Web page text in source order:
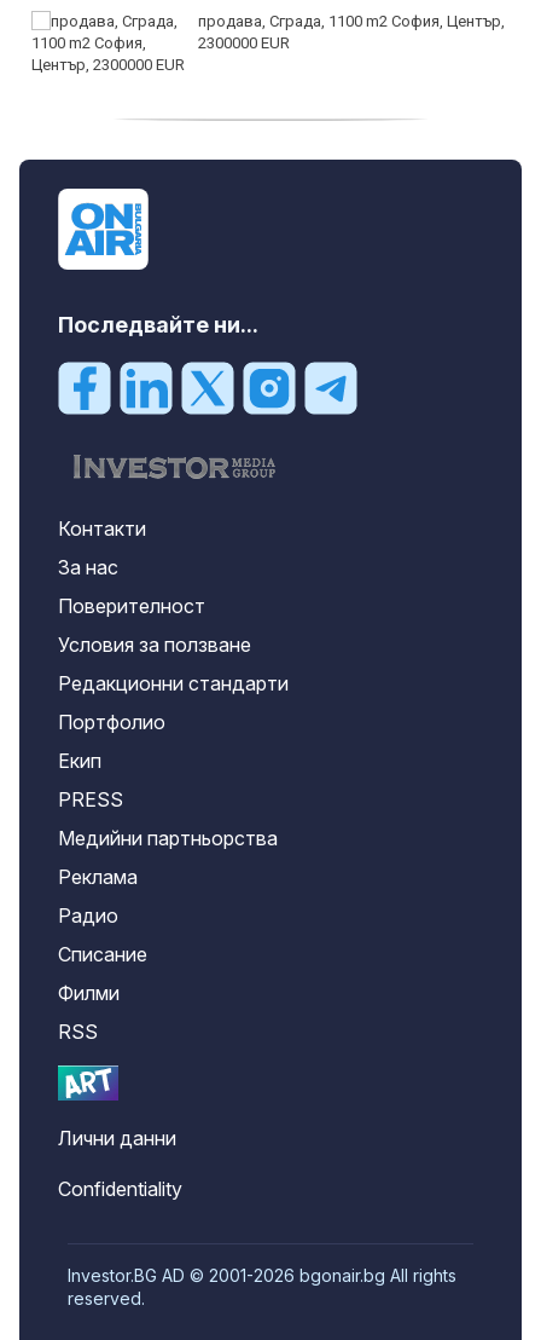
продава, Сграда, 1100 m2 София, Център,
2300000 EUR
Последвайте ни...
Контакти
За нас
Поверителност
Условия за ползване
Редакционни стандарти
Портфолио
Екип
PRESS
Медийни партньорства
Реклама
Радио
Списание
Филми
RSS
Лични данни
Confidentiality
Investor.BG AD © 2001-2026 bgonair.bg All rights
reserved.